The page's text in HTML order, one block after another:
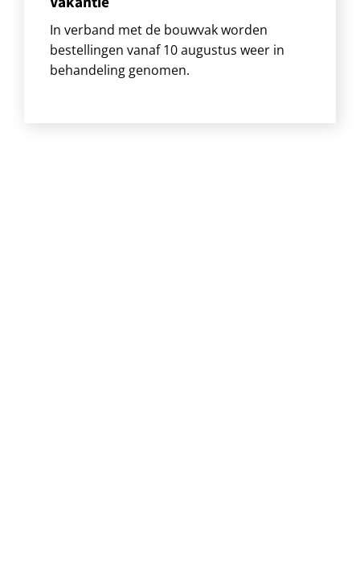
In verband met de bouwvak worden
bestellingen vanaf 10 augustus weer in
behandeling genomen.